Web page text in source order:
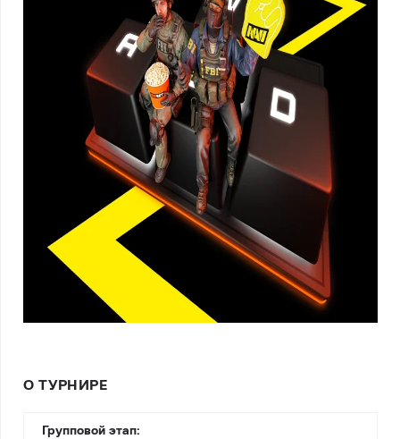
О ТУРНИРЕ
Групповой этап: